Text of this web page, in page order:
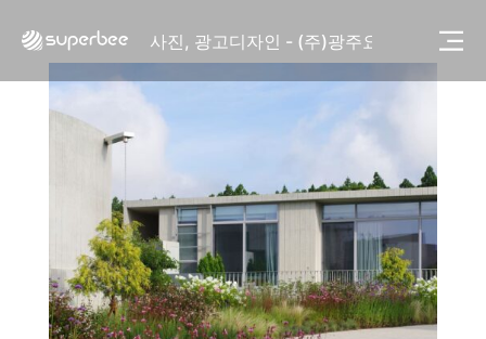
사진, 광고디자인 - (주)광주요
웹사이트 - (주)세스코
동영상, CI - 카피어랜드㈜
동영상, 카탈로그 - 피자마루
웹사이트 - 백조씽크
사진, 광고디자인 - 중외제약
패키지, 디자인 - 고려은단
동영상 - (주)듀오백
동영상 - ㈜고피자
동영상 - 모모스커피㈜